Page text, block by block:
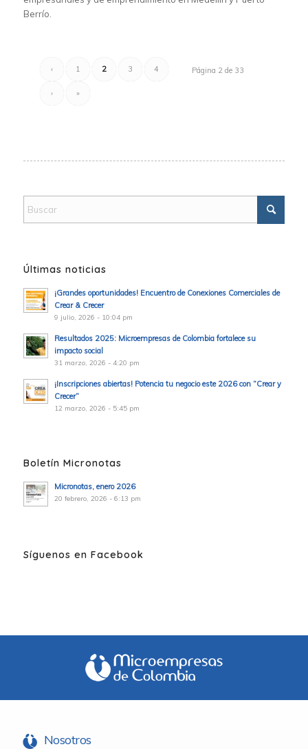
Berrío.
Página 2 de 33
‹ 1 2 3 4
› »
Últimas noticias
¡Grandes oportunidades! Encuentro de Conexiones Comerciales de
Crear & Crecer
9 julio, 2026 - 10:04 pm
Resultados 2025: Microempresas de Colombia fortalece su
impacto social
31 marzo, 2026 - 4:20 pm
¡Inscripciones abiertas! Potencia tu negocio este 2026 con “Crear y
Crecer”
12 marzo, 2026 - 5:45 pm
Boletín Micronotas
Micronotas, enero 2026
20 febrero, 2026 - 6:13 pm
Síguenos en Facebook
Nosotros